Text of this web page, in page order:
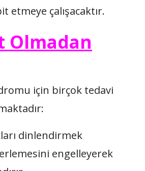
çalışacaktır.
Olmadan
için birçok tedavi
dinlendirmek
engelleyerek